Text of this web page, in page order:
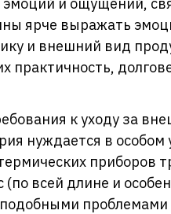
ярче выражать
и внешний вид
практичность,
к уходу за
нуждается в особом
приборов
(по всей длине и